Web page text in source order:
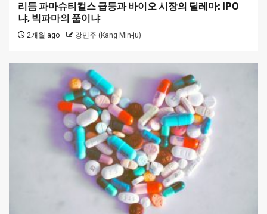
리듬 파마슈티컬스 급등과 바이오 시장의 딜레마: IPO
냐, 빅파마의 품이냐
2개월 ago 강민주 (Kang Min-ju)